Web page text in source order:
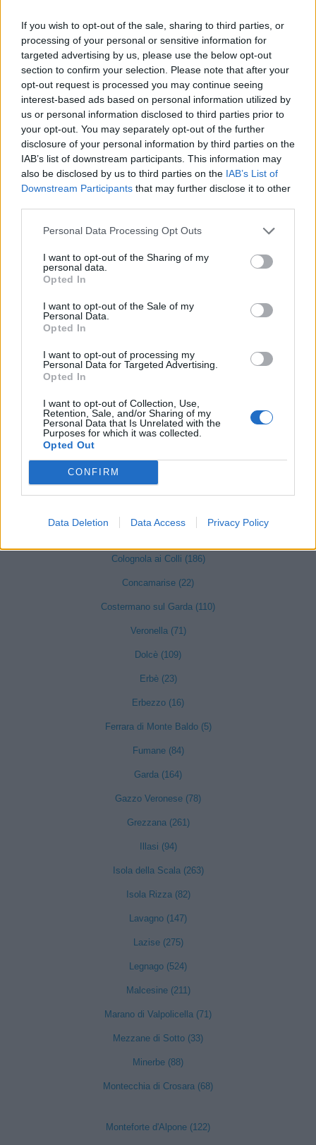
If you wish to opt-out of the sale, sharing to third parties, or
processing of your personal or sensitive information for
targeted advertising by us, please use the below opt-out
section to confirm your selection. Please note that after your
opt-out request is processed you may continue seeing
interest-based ads based on personal information utilized by
us or personal information disclosed to third parties prior to
your opt-out. You may separately opt-out of the further
disclosure of your personal information by third parties on the
IAB’s list of downstream participants. This information may
also be disclosed by us to third parties on the IAB’s List of
Downstream Participants that may further disclose it to other
Personal Data Processing Opt Outs
I want to opt-out of the Sharing of my
personal data.
Opted In
I want to opt-out of the Sale of my
Personal Data.
Opted In
I want to opt-out of processing my
Personal Data for Targeted Advertising.
Opted In
I want to opt-out of Collection, Use,
Retention, Sale, and/or Sharing of my
Personal Data that Is Unrelated with the
Purposes for which it was collected.
Opted Out
CONFIRM
Data Deletion Data Access Privacy Policy
Belfiore (71)
Bevilacqua (24)
Bonavigo (31)
Boschi Sant'Anna (22)
Bosco Chiesanuova (67)
Bovolone (323)
Brentino Belluno (26)
Brenzone sul Garda (73)
Bussolengo (561)
Buttapietra (117)
Caprino Veronese (174)
Castagnaro (49)
Castelnuovo del Garda (347)
Cavaion Veronese (147)
Colognola ai Colli (186)
Concamarise (22)
Costermano sul Garda (110)
Veronella (71)
Dolcè (109)
Erbè (23)
Erbezzo (16)
Ferrara di Monte Baldo (5)
Fumane (84)
Garda (164)
Gazzo Veronese (78)
Grezzana (261)
Illasi (94)
Isola della Scala (263)
Isola Rizza (82)
Lavagno (147)
Lazise (275)
Legnago (524)
Malcesine (211)
Marano di Valpolicella (71)
Mezzane di Sotto (33)
Minerbe (88)
Montecchia di Crosara (68)
Monteforte d'Alpone (122)